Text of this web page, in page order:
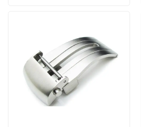
Videos
Über uns